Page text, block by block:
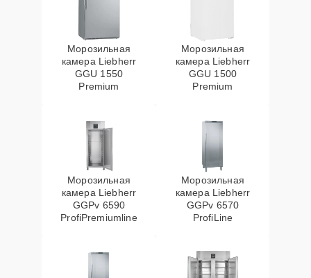
Морозильная
камера Liebherr
GGU 1550
Premium
Морозильная
камера Liebherr
GGU 1500
Premium
Морозильная
камера Liebherr
GGPv 6590
ProfiPremiumline
Морозильная
камера Liebherr
GGPv 6570
ProfiLine